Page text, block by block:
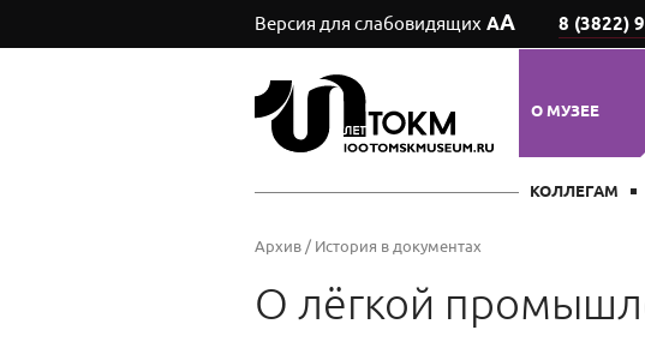
Версия для слабовидящих АА 8 (3822)
О МУЗЕЕ
КОЛЛЕГАМ
Архив/ История в документах
О лёгкой